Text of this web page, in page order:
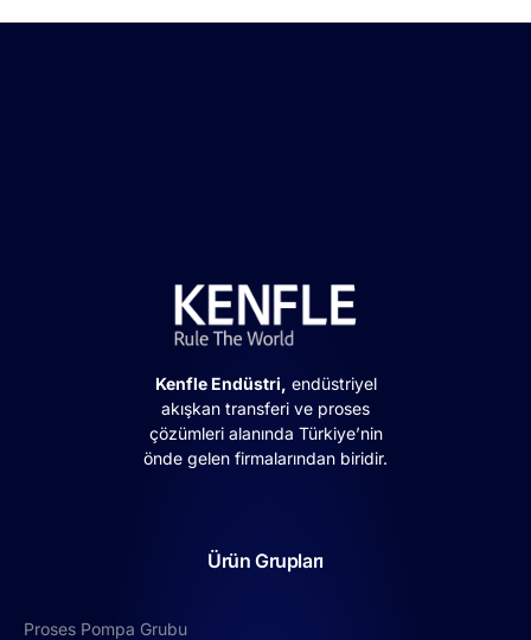
Kenfle Endüstri, endüstriyel
akışkan transferi ve proses
çözümleri alanında Türkiye’nin
önde gelen firmalarından biridir.
Ürün Grupları
Proses Pompa Grubu